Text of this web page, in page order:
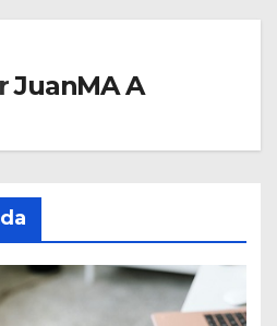
JuanMA A